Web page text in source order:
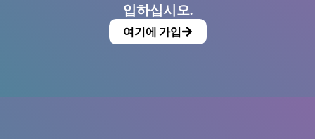
입하십시오.
여기에 가입